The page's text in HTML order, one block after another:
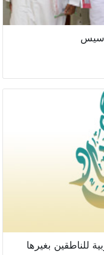
للناطقين بغيرها